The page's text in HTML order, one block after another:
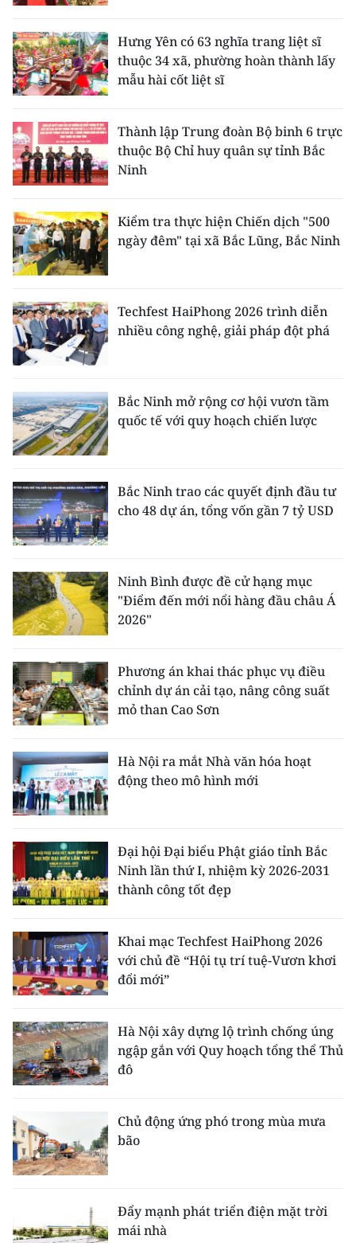
Hưng Yên có 63 nghĩa trang liệt sĩ
thuộc 34 xã, phường hoàn thành lấy
mẫu hài cốt liệt sĩ
Thành lập Trung đoàn Bộ binh 6 trực
thuộc Bộ Chỉ huy quân sự tỉnh Bắc
Ninh
Kiểm tra thực hiện Chiến dịch "500
ngày đêm" tại xã Bắc Lũng, Bắc Ninh
Techfest HaiPhong 2026 trình diễn
nhiều công nghệ, giải pháp đột phá
Bắc Ninh mở rộng cơ hội vươn tầm
quốc tế với quy hoạch chiến lược
Bắc Ninh trao các quyết định đầu tư
cho 48 dự án, tổng vốn gần 7 tỷ USD
Ninh Bình được đề cử hạng mục
"Điểm đến mới nổi hàng đầu châu Á
2026"
Phương án khai thác phục vụ điều
chỉnh dự án cải tạo, nâng công suất
mỏ than Cao Sơn
Hà Nội ra mắt Nhà văn hóa hoạt
động theo mô hình mới
Đại hội Đại biểu Phật giáo tỉnh Bắc
Ninh lần thứ I, nhiệm kỳ 2026-2031
thành công tốt đẹp
Khai mạc Techfest HaiPhong 2026
với chủ đề “Hội tụ trí tuệ-Vươn khơi
đổi mới”
Hà Nội xây dựng lộ trình chống úng
ngập gắn với Quy hoạch tổng thể Thủ
đô
Chủ động ứng phó trong mùa mưa
bão
Đẩy mạnh phát triển điện mặt trời
mái nhà